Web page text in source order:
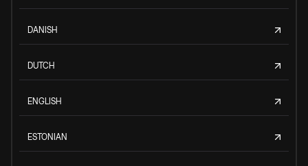
DANISH
DUTCH
ENGLISH
ESTONIAN